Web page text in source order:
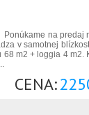
Ponúkame na predaj
v samotnej
m2 + loggia 4 m2.
CENA: